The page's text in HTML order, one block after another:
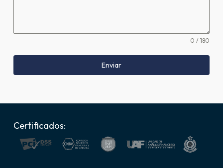
0 / 180
Enviar
Certificados: